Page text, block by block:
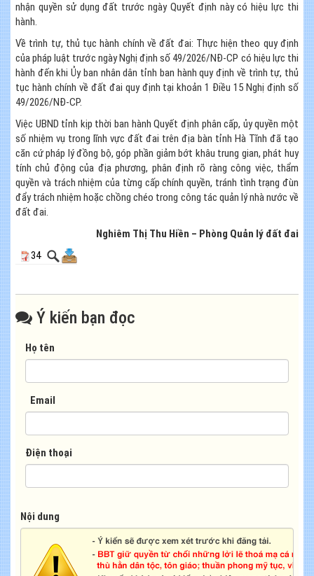
nhận quyền sử dụng đất trước ngày Quyết định này có hiệu lực thi
hành.
Về trình tự, thủ tục hành chính về đất đai: Thực hiện theo quy định
của pháp luật trước ngày Nghị định số 49/2026/NĐ-CP có hiệu lực thi
hành đến khi Ủy ban nhân dân tỉnh ban hành quy định về trình tự, thủ
tục hành chính về đất đai quy định tại khoản 1 Điều 15 Nghị định số
49/2026/NĐ-CP.
Việc UBND tỉnh kịp thời ban hành Quyết định phân cấp, ủy quyền một
số nhiệm vụ trong lĩnh vực đất đai trên địa bàn tỉnh Hà Tĩnh đã tạo
căn cứ pháp lý đồng bộ, góp phần giảm bớt khâu trung gian, phát huy
tính chủ động của địa phương, phân định rõ ràng công việc, thẩm
quyền và trách nhiệm của từng cấp chính quyền, tránh tình trạng đùn
đẩy trách nhiệm hoặc chồng chéo trong công tác quản lý nhà nước về
đất đai.
Nghiêm Thị Thu Hiền – Phòng Quản lý đất đai
34
Ý kiến bạn đọc
Họ tên
Email
Điện thoại
Nội dung